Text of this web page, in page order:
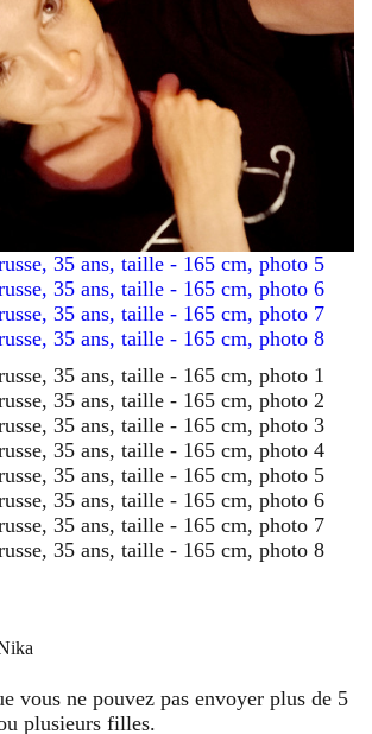
vous ne pouvez pas envoyer plus de 5
plusieurs filles.